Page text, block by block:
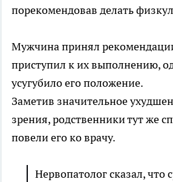
порекомендовав делать
Мужчина принял
приступил к их выполнению,
усугубило его положение.
Заметив значительное
зрения, родственники тут же
повели его ко врачу.
Нервопатолог сказал, что